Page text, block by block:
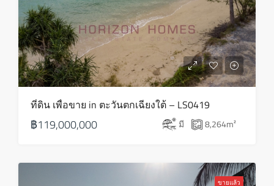
ที่ดิน เพื่อขาย in ตะวันตกเฉียงใต้ – LS0419
฿119,000,000 มี 8,264m²
ขายแล้ว